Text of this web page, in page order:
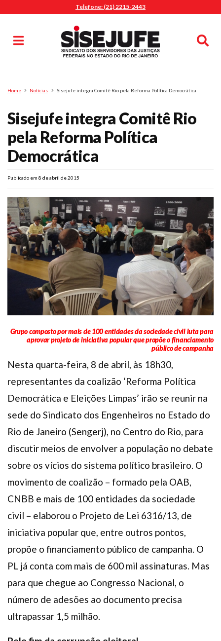
Telefone: (21) 2215-2443
Pesquisa
Home Notícias Sisejufe integra Comitê Rio pela Reforma Política Democrática
Sisejufe integra Comitê Rio
pela Reforma Política
Democrática
Publicado em 8 de abril de 2015
Grupo composto por mais de 100 entidades da sociedade civil luta para
aprovar projeto de iniciativa popular que propõe o financiamento
público de campanha
Nesta quarta-feira, 8 de abril, às 18h30,
representantes da coalizão ‘Reforma Política
Democrática e Eleições Limpas’ irão se reunir na
sede do Sindicato dos Engenheiros no Estado do
Rio de Janeiro (Sengerj), no Centro do Rio, para
discutir meios de envolver a população no debate
sobre os vícios do sistema político brasileiro. O
movimento de coalizão – formado pela OAB,
CNBB e mais de 100 entidades da sociedade
civil – elaborou o Projeto de Lei 6316/13, de
iniciativa popular que, entre outros pontos,
propõe o financiamento público de campanha. O
PL já conta com mais de 600 mil assinaturas. Mas
para que chegue ao Congresso Nacional, o
número de adesões ao documento precisa
ultrapassar 1,5 milhão.
MENU
Sindicalize-se
Diretoria
O Sindicato
Agenda
Casa do Alto
Sede Campestre
Gympass Wellhub
Seguro Auto
Plano de Saúde
Assistência Funeral
Pós-graduação
FacebookInstagramTwitter Youtube TikTok Whatsapp